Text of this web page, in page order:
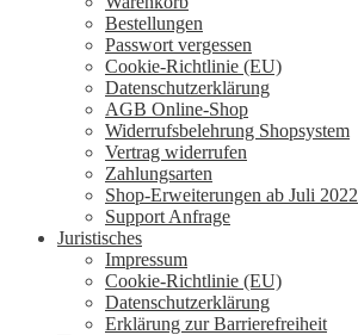
Bestellungen
Passwort vergessen
Cookie-Richtlinie (EU)
Datenschutzerklärung
AGB Online-Shop
Widerrufsbelehrung Shopsystem
Vertrag widerrufen
Zahlungsarten
Shop-Erweiterungen ab Juli 2022
Support Anfrage
Juristisches
Impressum
Cookie-Richtlinie (EU)
Datenschutzerklärung
Erklärung zur Barrierefreiheit